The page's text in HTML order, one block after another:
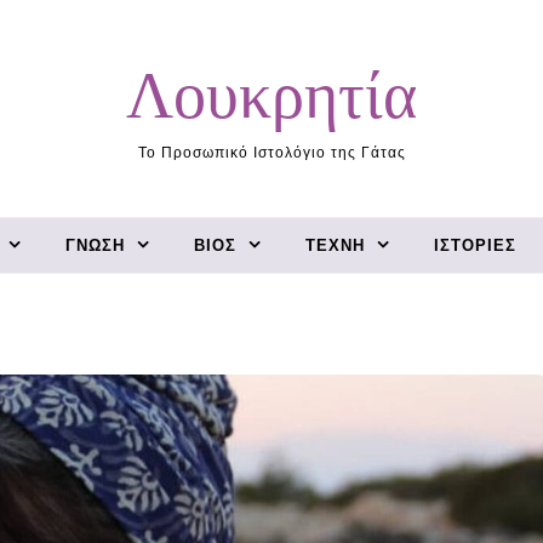
Λουκρητία
Το Προσωπικό Ιστολόγιο της Γάτας
ΓΝΏΣΗ ΒΊΟΣ ΤΈΧΝΗ ΙΣΤΟΡΊΕΣ